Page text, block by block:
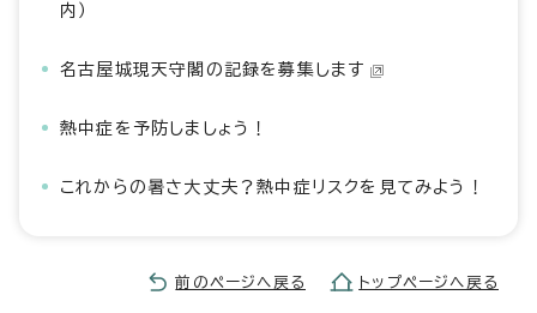
内）
名古屋城現天守閣の記録を募集します
熱中症を予防しましょう！
これからの暑さ大丈夫？熱中症リスクを見てみよう！
前のページへ戻る トップページへ戻る